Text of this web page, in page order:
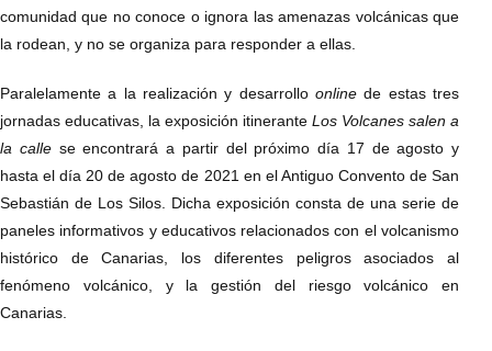
comunidad que no conoce o ignora las amenazas volcánicas que
la rodean, y no se organiza para responder a ellas.
Paralelamente a la realización y desarrollo online de estas tres
jornadas educativas, la exposición itinerante Los Volcanes salen a
la callese encontrará a partir del próximo día 17 de agosto y
hasta el día 20 de agosto de 2021 en el Antiguo Convento de San
Sebastián de Los Silos. Dicha exposición consta de una serie de
paneles informativos y educativos relacionados con el volcanismo
histórico de Canarias, los diferentes peligros asociados al
fenómeno volcánico, y la gestión del riesgo volcánico en
Canarias.